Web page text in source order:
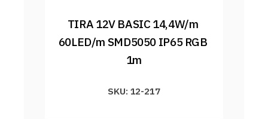
TIRA 12V BASIC 14,4W/m
60LED/m SMD5050 IP65 RGB
1m
SKU: 12-217